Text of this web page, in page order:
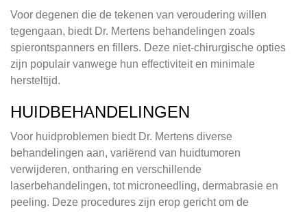
Voor degenen die de tekenen van veroudering willen
tegengaan, biedt Dr. Mertens behandelingen zoals
spierontspanners en fillers. Deze niet-chirurgische opties
zijn populair vanwege hun effectiviteit en minimale
hersteltijd.
HUIDBEHANDELINGEN
Voor huidproblemen biedt Dr. Mertens diverse
behandelingen aan, variërend van huidtumoren
verwijderen, ontharing en verschillende
laserbehandelingen, tot microneedling, dermabrasie en
peeling. Deze procedures zijn erop gericht om de